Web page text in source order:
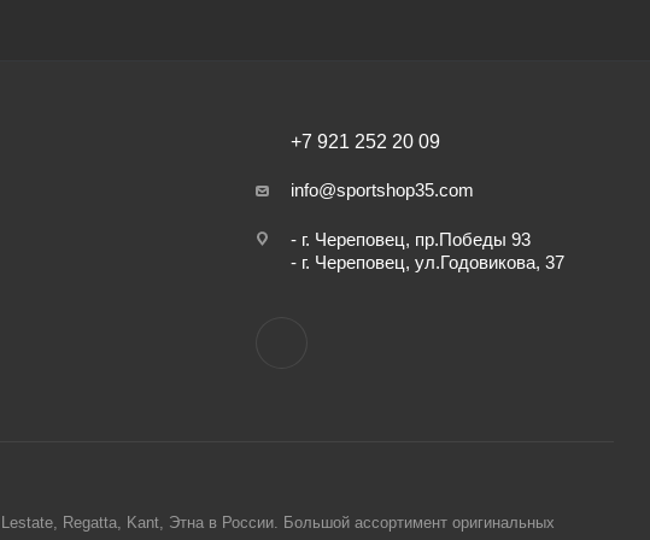
+7 921 252 20 09
info@sportshop35.com
- г. Череповец, пр.Победы 93
- г. Череповец, ул.Годовикова, 37
Regatta, Kant, Этна в России. Большой ассортимент оригинальных